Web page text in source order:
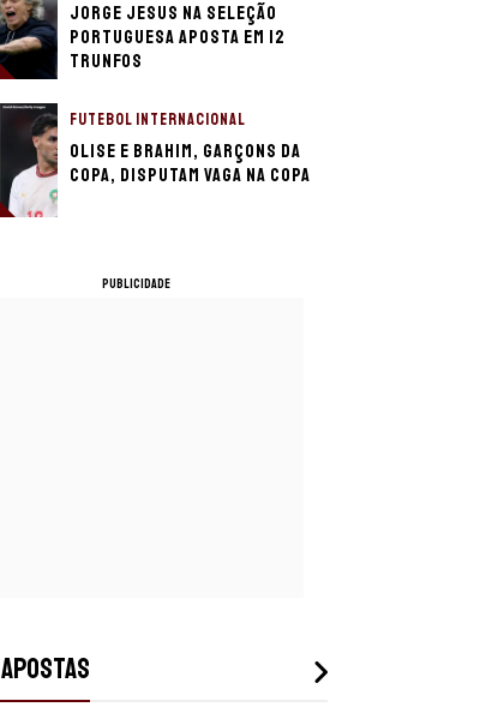
Jorge Jesus na Seleção
Portuguesa aposta em 12
trunfos
FUTEBOL INTERNACIONAL
Olise e Brahim, garçons da
Copa, disputam vaga na Copa
PUBLICIDADE
APOSTAS